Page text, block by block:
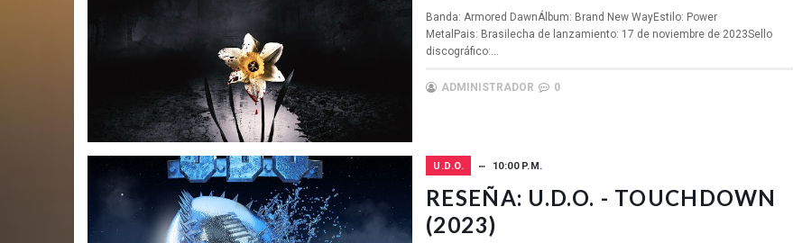
Banda: Armored DawnÁlbum: Brand New WayEstilo: Power
MetalPais: Brasilecha de lanzamiento: 17 de noviembre de 2023Sello
discográfico:...
ADMINISTRADOR 0
U.D.O. 10:00 P.M.
RESEÑA: U.D.O. - TOUCHDOWN
(2023)